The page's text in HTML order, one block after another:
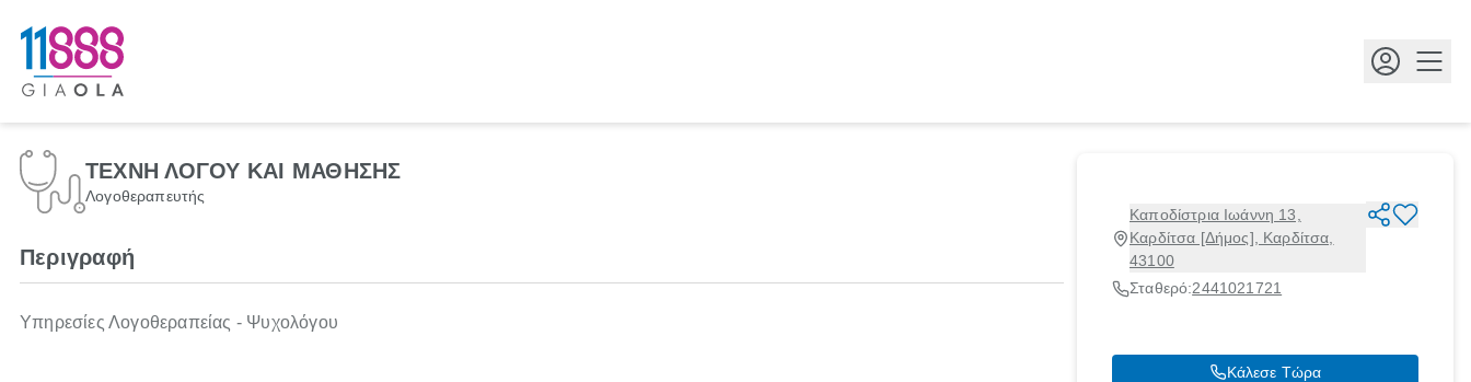
ΤΕΧΝΗ ΛΟΓΟΥ ΚΑΙ ΜΑΘΗΣΗΣ
Λογοθεραπευτής
Καποδίστρια Ιωάννη 13,
Καρδίτσα [Δήμος], Καρδίτσα,
43100
Σταθερό:2441021721
Κάλεσε Τώρα
Περιγραφή
Υπηρεσίες Λογοθεραπείας - Ψυχολόγου